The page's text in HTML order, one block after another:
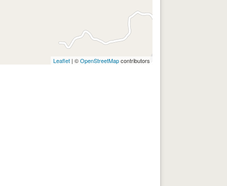
Leaflet | ©OpenStreetMapcontributors